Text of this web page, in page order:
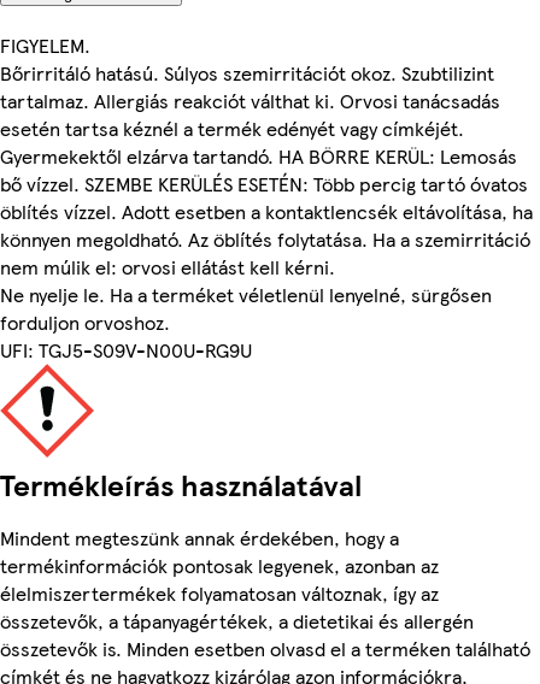
FIGYELEM.
Bőrirritáló hatású. Súlyos szemirritációt okoz. Szubtilizint
tartalmaz. Allergiás reakciót válthat ki. Orvosi tanácsadás
esetén tartsa kéznél a termék edényét vagy címkéjét.
Gyermekektől elzárva tartandó. HA BÖRRE KERÜL: Lemosás
bő vízzel. SZEMBE KERÜLÉS ESETÉN: Több percig tartó óvatos
öblítés vízzel. Adott esetben a kontaktlencsék eltávolítása, ha
könnyen megoldható. Az öblítés folytatása. Ha a szemirritáció
nem múlik el: orvosi ellátást kell kérni.
Ne nyelje le. Ha a terméket véletlenül lenyelné, sürgősen
forduljon orvoshoz.
UFI: TGJ5-S09V-N00U-RG9U
Termékleírás használatával
Mindent megteszünk annak érdekében, hogy a
termékinformációk pontosak legyenek, azonban az
élelmiszertermékek folyamatosan változnak, így az
összetevők, a tápanyagértékek, a dietetikai és allergén
összetevők is. Minden esetben olvasd el a terméken található
címkét és ne hagyatkozz kizárólag azon információkra,